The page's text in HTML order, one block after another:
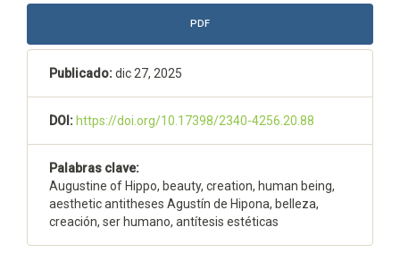
Barra
lateral
del
artículo
PDF
Publicado:dic 27, 2025
DOI: https://doi.org/10.17398/2340-4256.20.88
Palabras clave:
Augustine of Hippo, beauty, creation, human being,
aesthetic antitheses Agustín de Hipona, belleza,
creación, ser humano, antítesis estéticas